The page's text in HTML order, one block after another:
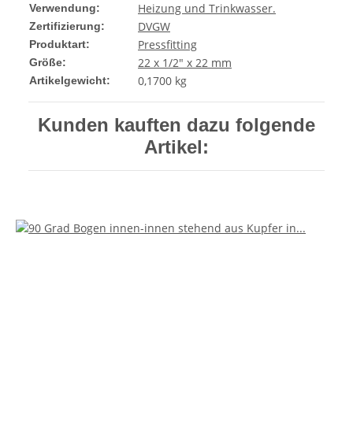
Verwendung: Heizung und Trinkwasser.
Zertifizierung: DVGW
Produktart: Pressfitting
Größe: 22 x 1/2" x 22 mm
Artikelgewicht: 0,1700 kg
Kunden kauften dazu folgende
Artikel: